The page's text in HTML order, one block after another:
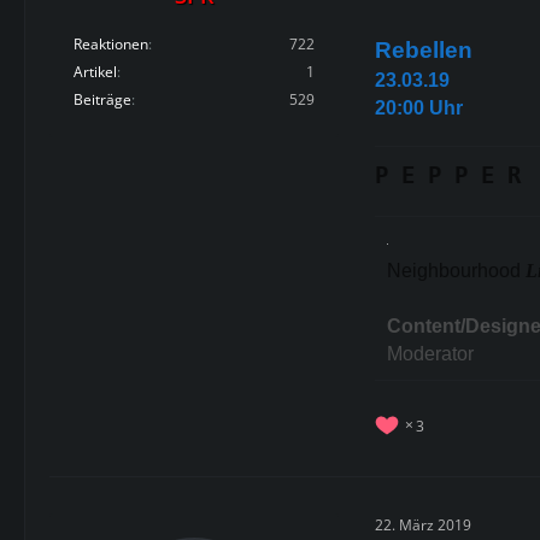
Reaktionen
722
Artikel
1
Beiträge
529
Rebellen
23.03.19
20:00 Uhr
Content/
Moderator
3
22. März 2019